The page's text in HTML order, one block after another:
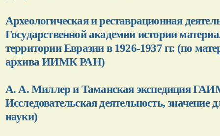
Археологическая и реставрационная
Государственной академии истории
территории Евразии в 1926-1937 гг. (по
архива ИИМК РАН)
А. А. Миллер и Таманская экспедиция
Исследовательская деятельность, значение
науки)